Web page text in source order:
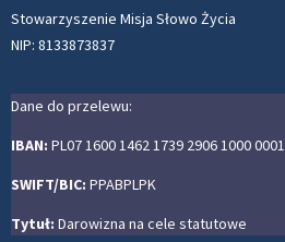
Stowarzyszenie Misja Słowo Życia
NIP: 8133873837
Dane do przelewu:
IBAN: PL07 1600 1462 1739 2906 1000 0001
SWIFT/BIC: PPABPLPK
Tytuł: Darowizna na cele statutowe